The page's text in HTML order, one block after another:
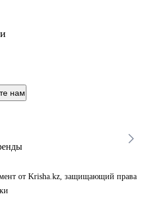
нам
от Krisha.kz, защищающий права